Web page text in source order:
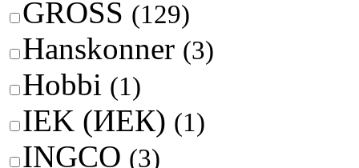
GROSS (129)
Hanskonner (3)
Hobbi (1)
IEK (ИЕК) (1)
INGCO (3)